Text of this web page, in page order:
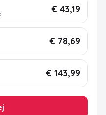
€ 43,19
€ 78,69
€ 143,99